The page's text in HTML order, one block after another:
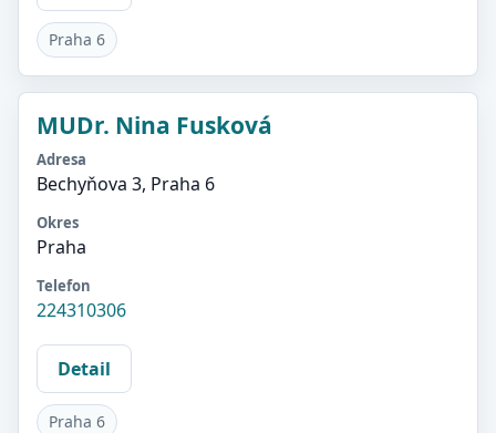
Praha 6
MUDr. Nina Fusková
Adresa
Bechyňova 3, Praha 6
Okres
Praha
Telefon
224310306
Detail
Praha 6